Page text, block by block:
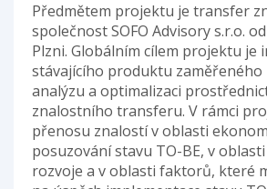
Předmětem projektu je transfer
společnost SOFO Advisory s.r.o. od
Plzni. Globálním cílem projektu je
stávajícího produktu zaměřeného
analýzu a optimalizaci
znalostního transferu. V rámci
přenosu znalostí v oblasti
posuzování stavu TO-BE, v
rozvoje a v oblasti faktorů, které